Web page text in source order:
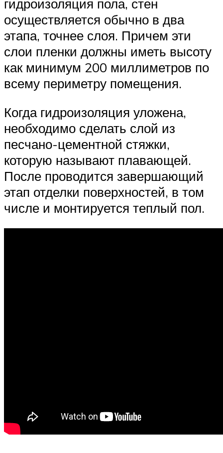
гидроизоляция пола, стен
осуществляется обычно в два
этапа, точнее слоя. Причем эти
слои пленки должны иметь высоту
как минимум 200 миллиметров по
всему периметру помещения.
Когда гидроизоляция уложена,
необходимо сделать слой из
песчано-цементной стяжки,
которую называют плавающей.
После проводится завершающий
этап отделки поверхностей, в том
числе и монтируется теплый пол.